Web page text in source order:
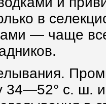
в
— чаще
34—52° с.